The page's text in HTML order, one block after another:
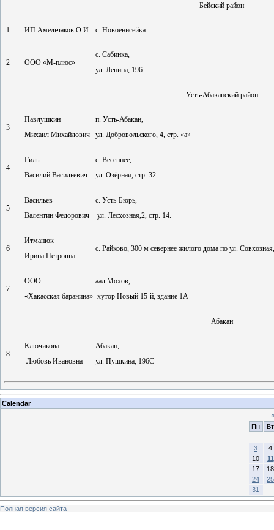
Бейский район
1 ИП Амельчаков О.И. с. Новоенисейка
2 ООО «М-плюс»
с. Сабинка,
ул. Ленина, 196
Усть-Абаканский район
3
Павлушкин
Михаил Михайлович
п. Усть-Абакан,
ул. Добровольского, 4, стр. «а»
4
Гиль
Василий Васильевич
с. Весеннее,
ул. Озёрная, стр. 32
5
Васильев
Валентин Федорович
с. Усть-Бюрь,
ул. Лесхозная,2, стр. 14.
6
Итманюк
Ирина Петровна
с. Райково, 300 м севернее жилого дома по ул.
7
ООО
«Хакасская баранина»
аал Мохов,
хутор Новый 15-й, здание 1А
Абакан
8
Ключикова
Любовь Ивановна
Абакан,
ул. Пушкина, 196С
Calendar
«
Пн
Вт
3
4
10
11
17
18
24
25
31
Полная версия сайта